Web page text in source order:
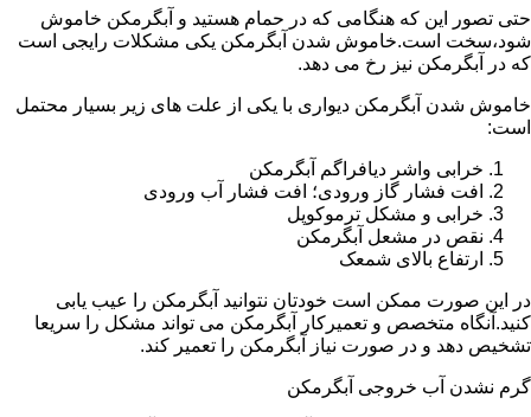
حتی تصور این که هنگامی که در حمام هستید و آبگرمکن خاموش
شود،سخت است.خاموش شدن آبگرمکن یکی مشکلات رایجی است
که در آبگرمکن نیز رخ می دهد.
خاموش شدن آبگرمکن دیواری با یکی از علت های زیر بسیار محتمل
است:
خرابی واشر دیافراگم آبگرمکن
افت فشار گاز ورودی؛ افت فشار آب ورودی
خرابی و مشکل ترموکوپل
نقص در مشعل آبگرمکن
ارتفاع بالای شمعک
در این صورت ممکن است خودتان نتوانید آبگرمکن را عیب یابی
کنید.آنگاه متخصص و تعمیرکار آبگرمکن می تواند مشکل را سریعا
تشخیص دهد و در صورت نیاز آبگرمکن را تعمیر کند.
گرم نشدن آب خروجی آبگرمکن